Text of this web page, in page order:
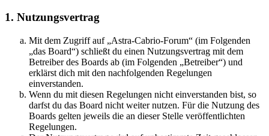
1. Nutzungsvertrag
Mit dem Zugriff auf „Astra-Cabrio-Forum“ (im Folgenden
„das Board“) schließt du einen Nutzungsvertrag mit dem
Betreiber des Boards ab (im Folgenden „Betreiber“) und
erklärst dich mit den nachfolgenden Regelungen
einverstanden.
Wenn du mit diesen Regelungen nicht einverstanden bist, so
darfst du das Board nicht weiter nutzen. Für die Nutzung des
Boards gelten jeweils die an dieser Stelle veröffentlichten
Regelungen.